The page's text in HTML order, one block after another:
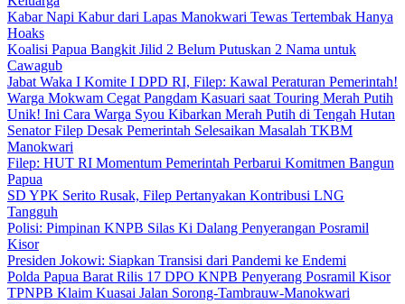
Kabar Napi Kabur dari Lapas Manokwari Tewas Tertembak Hanya
Hoaks
Koalisi Papua Bangkit Jilid 2 Belum Putuskan 2 Nama untuk
Cawagub
Jabat Waka I Komite I DPD RI, Filep: Kawal Peraturan Pemerintah!
Warga Mokwam Cegat Pangdam Kasuari saat Touring Merah Putih
Unik! Ini Cara Warga Syou Kibarkan Merah Putih di Tengah Hutan
Senator Filep Desak Pemerintah Selesaikan Masalah TKBM
Manokwari
Filep: HUT RI Momentum Pemerintah Perbarui Komitmen Bangun
Papua
SD YPK Serito Rusak, Filep Pertanyakan Kontribusi LNG
Tangguh
Polisi: Pimpinan KNPB Silas Ki Dalang Penyerangan Posramil
Kisor
Presiden Jokowi: Siapkan Transisi dari Pandemi ke Endemi
Polda Papua Barat Rilis 17 DPO KNPB Penyerang Posramil Kisor
TPNPB Klaim Kuasai Jalan Sorong-Tambrauw-Manokwari